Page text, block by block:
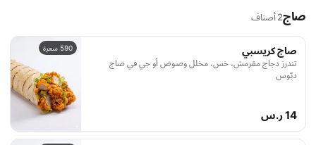
صاج2 أصناف
590 سعرة صاج كريسبي
تندرز دجاج مقرمش، خس، مخلل وصوص أو جي في صاج
دبّوس
14 ر.س